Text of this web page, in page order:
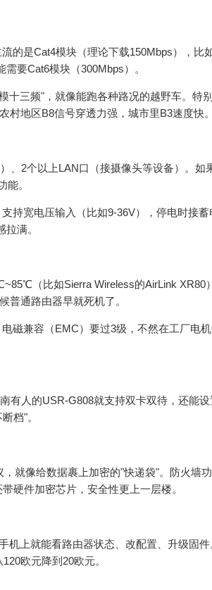
的是Cat4模块（理论下载150Mbps），比
要Cat6模块（300Mbps）。
十三频"，就像能跑各种路况的越野车。特
地区B8信号穿透力强，城市里B3速度快。
、2个以上LAN口（接摄像头等设备）。如
。
持宽电压输入（比如9-36V），停电时接蓄
满。
（比如Sierra Wireless的AirLink XR80
通路由器早就死机了。
磁兼容（EMC）要过3级，不然在工厂电
有人的USR-G808就支持双卡双待，还能
档"。
就像给数据裹上加密的"快递袋"。防火墙
硬件加密芯片，安全性更上一层楼。
机上就能看路由器状态、改配置、升级固
欧元降到20欧元。